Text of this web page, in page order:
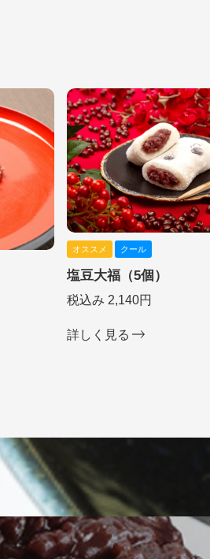
オススメ クール
塩豆大福（5個）
税込み 2,140円
詳しく見る